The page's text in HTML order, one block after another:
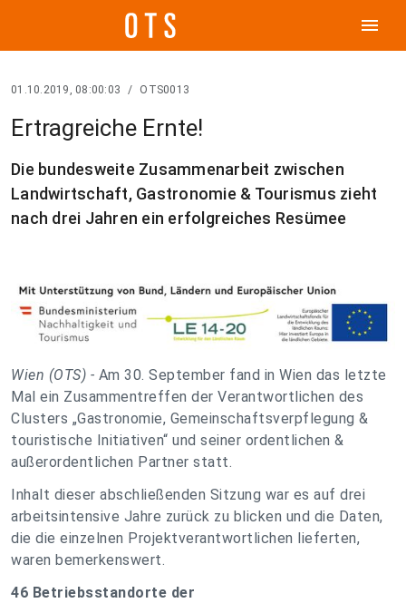
menu
01.10.2019, 08:00:03 / OTS0013
Ertragreiche Ernte!
Die bundesweite Zusammenarbeit zwischen
Landwirtschaft, Gastronomie & Tourismus zieht
nach drei Jahren ein erfolgreiches Resümee
Wien (OTS) - Am 30. September fand in Wien das letzte
Mal ein Zusammentreffen der Verantwortlichen des
Clusters „Gastronomie, Gemeinschaftsverpflegung &
touristische Initiativen“ und seiner ordentlichen &
außerordentlichen Partner statt.
Inhalt dieser abschließenden Sitzung war es auf drei
arbeitsintensive Jahre zurück zu blicken und die Daten,
die die einzelnen Projektverantwortlichen lieferten,
waren bemerkenswert.
46 Betriebsstandorte der